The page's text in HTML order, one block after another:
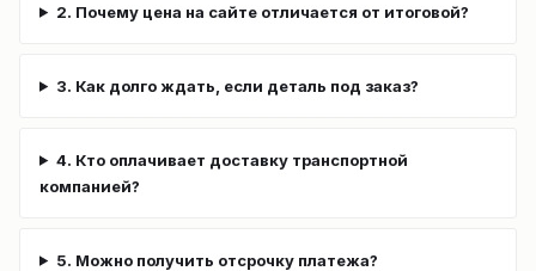
2. Почему цена на сайте отличается от итоговой?
3. Как долго ждать, если деталь под заказ?
4. Кто оплачивает доставку транспортной
компанией?
5. Можно получить отсрочку платежа?